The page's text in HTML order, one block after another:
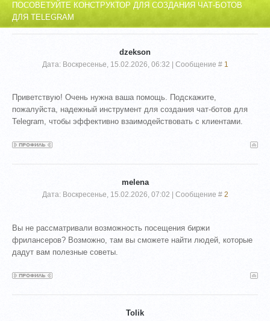
ПОСОВЕТУЙТЕ КОНСТРУКТОР ДЛЯ СОЗДАНИЯ ЧАТ-БОТОВ
ДЛЯ TELEGRAM
dzekson
Дата: Воскресенье, 15.02.2026, 06:32 | Сообщение # 1
Приветствую! Очень нужна ваша помощь. Подскажите,
пожалуйста, надежный инструмент для создания чат-ботов для
Telegram, чтобы эффективно взаимодействовать с клиентами.
melena
Дата: Воскресенье, 15.02.2026, 07:02 | Сообщение # 2
Вы не рассматривали возможность посещения биржи
фрилансеров? Возможно, там вы сможете найти людей, которые
дадут вам полезные советы.
Tolik